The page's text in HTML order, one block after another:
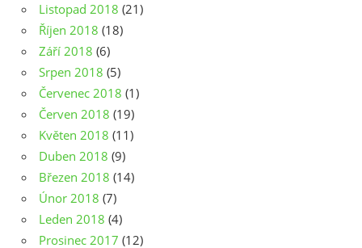
Listopad 2018 (21)
Říjen 2018 (18)
Září 2018 (6)
Srpen 2018 (5)
Červenec 2018 (1)
Červen 2018 (19)
Květen 2018 (11)
Duben 2018 (9)
Březen 2018 (14)
Únor 2018 (7)
Leden 2018 (4)
Prosinec 2017 (12)